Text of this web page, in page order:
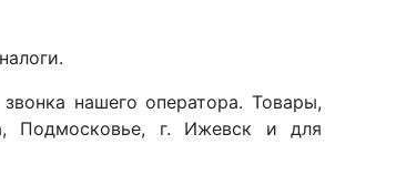
нашего оператора. Товары,
Подмосковье, г. Ижевск и для